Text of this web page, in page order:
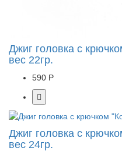
Джиг головка с
вес 22гр.
590 Р
Джиг головка с
вес 24гр.